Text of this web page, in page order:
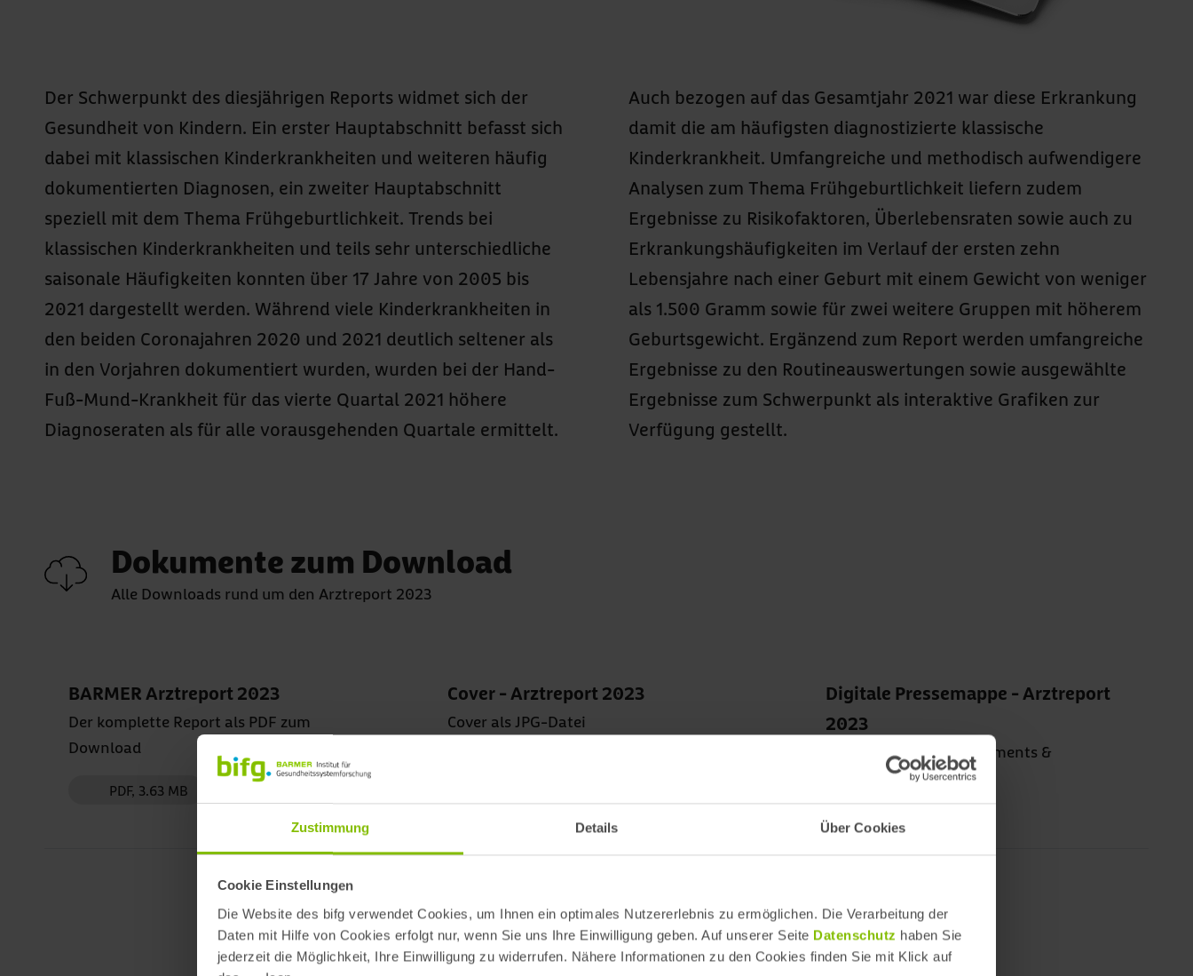
Zustimmung Details Über Cookies
Cookie Einstellungen
Die Website des bifg verwendet Cookies, um Ihnen ein optimales Nutzererlebnis zu ermöglichen. Die Verarbeitung der
Daten mit Hilfe von Cookies erfolgt nur, wenn Sie uns Ihre Einwilligung geben. Auf unserer Seite Datenschutz haben Sie
jederzeit die Möglichkeit, Ihre Einwilligung zu widerrufen. Nähere Informationen zu den Cookies finden Sie mit Klick auf
Der Schwerpunkt des diesjährigen Reports widmet sich der
Gesundheit von Kindern. Ein erster Hauptabschnitt befasst sich
dabei mit klassischen Kinderkrankheiten und weiteren häufig
dokumentierten Diagnosen, ein zweiter Hauptabschnitt
speziell mit dem Thema Frühgeburtlichkeit. Trends bei
klassischen Kinderkrankheiten und teils sehr unterschiedliche
saisonale Häufigkeiten konnten über 17 Jahre von 2005 bis
2021 dargestellt werden. Während viele Kinderkrankheiten in
den beiden Coronajahren 2020 und 2021 deutlich seltener als
in den Vorjahren dokumentiert wurden, wurden bei der Hand-
Fuß-Mund-Krankheit für das vierte Quartal 2021 höhere
Diagnoseraten als für alle vorausgehenden Quartale ermittelt.
Auch bezogen auf das Gesamtjahr 2021 war diese Erkrankung
damit die am häufigsten diagnostizierte klassische
Kinderkrankheit. Umfangreiche und methodisch aufwendigere
Analysen zum Thema Frühgeburtlichkeit liefern zudem
Ergebnisse zu Risikofaktoren, Überlebensraten sowie auch zu
Erkrankungshäufigkeiten im Verlauf der ersten zehn
Lebensjahre nach einer Geburt mit einem Gewicht von weniger
als 1.500 Gramm sowie für zwei weitere Gruppen mit höherem
Geburtsgewicht. Ergänzend zum Report werden umfangreiche
Ergebnisse zu den Routineauswertungen sowie ausgewählte
Ergebnisse zum Schwerpunkt als interaktive Grafiken zur
Verfügung gestellt.
Dokumente zum Download
Alle Downloads rund um den Arztreport 2023
BARMER Arztreport 2023
Der komplette Report als PDF zum
Download
PDF, 3.63 MB
Cover - Arztreport 2023
Cover als JPG-Datei
Digitale Pressemappe - Arztreport
2023
Pressemitteilung, Statements &
Infografiken
PDF, 2.39 MB